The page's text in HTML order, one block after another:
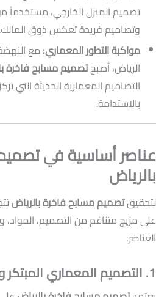
تصميم المنزل الخارجي، مستخدماً
وتصاميم فريدة تعكس ذوق المالك.
مواكبة التطور المعماري: مع
الرياض، أصبحتصميم مسابح فاخرة
التصاميم المعمارية الحديثة التي
بالاستدامة.
عناصر أساسية في
بالرياض
لتحقيقتصميم مسابح فاخرة بالرياض
على مزيج متناغم من التصميم، المواد،
العناصر:
1. التصميم المعماري المبتكر والتكامل مع المحيط